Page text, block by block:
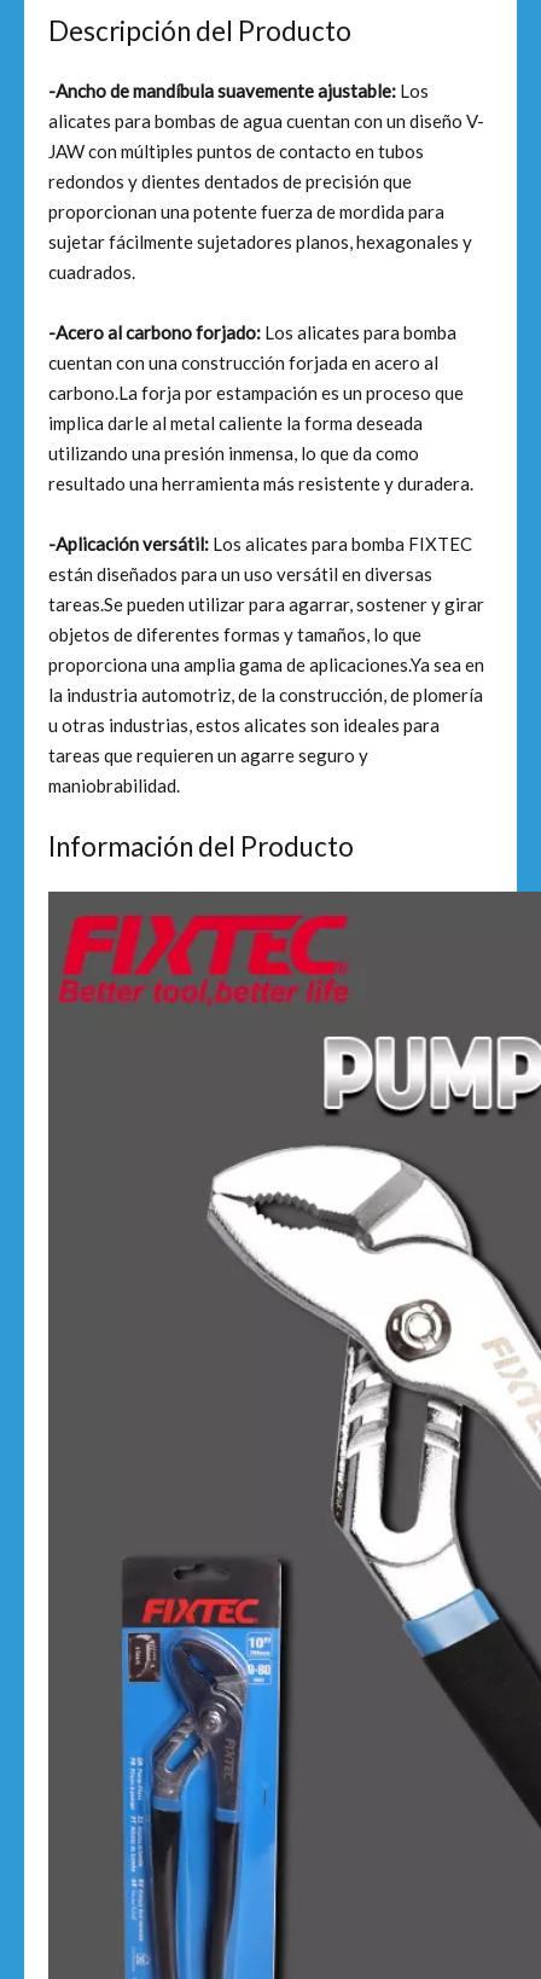
Descripción del Producto
-Ancho de mandíbula suavemente ajustable: Los
alicates para bombas de agua cuentan con un diseño V-
JAW con múltiples puntos de contacto en tubos
redondos y dientes dentados de precisión que
proporcionan una potente fuerza de mordida para
sujetar fácilmente sujetadores planos, hexagonales y
cuadrados.
-Acero al carbono forjado: Los alicates para bomba
cuentan con una construcción forjada en acero al
carbono.La forja por estampación es un proceso que
implica darle al metal caliente la forma deseada
utilizando una presión inmensa, lo que da como
resultado una herramienta más resistente y duradera.
-Aplicación versátil: Los alicates para bomba FIXTEC
están diseñados para un uso versátil en diversas
tareas.Se pueden utilizar para agarrar, sostener y girar
objetos de diferentes formas y tamaños, lo que
proporciona una amplia gama de aplicaciones.Ya sea en
la industria automotriz, de la construcción, de plomería
u otras industrias, estos alicates son ideales para
tareas que requieren un agarre seguro y
maniobrabilidad.
Información del Producto